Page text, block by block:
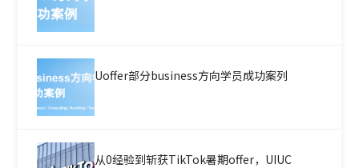
Uoffer部分business方向学员成功案列
从0经验到斩获TikTok暑期offer，UIUC